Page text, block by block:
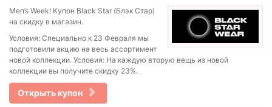
Men’s Week! Купон Black Star (Блэк Стар)
на скидку в магазин.
Условия: Специально к 23 Февраля мы
подготовили акцию на весь ассортимент
новой коллекции. Условия: На каждую вторую вещь из новой
коллекции вы получите скидку 23%.
Открыть купон